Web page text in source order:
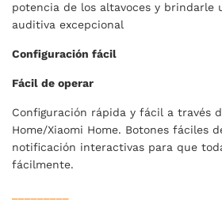
potencia de los altavoces y brindarle
auditiva excepcional
Configuración fácil
Fácil de operar
Configuración rápida y fácil a través
Home/Xiaomi Home. Botones fáciles
notificación interactivas para que
fácilmente.